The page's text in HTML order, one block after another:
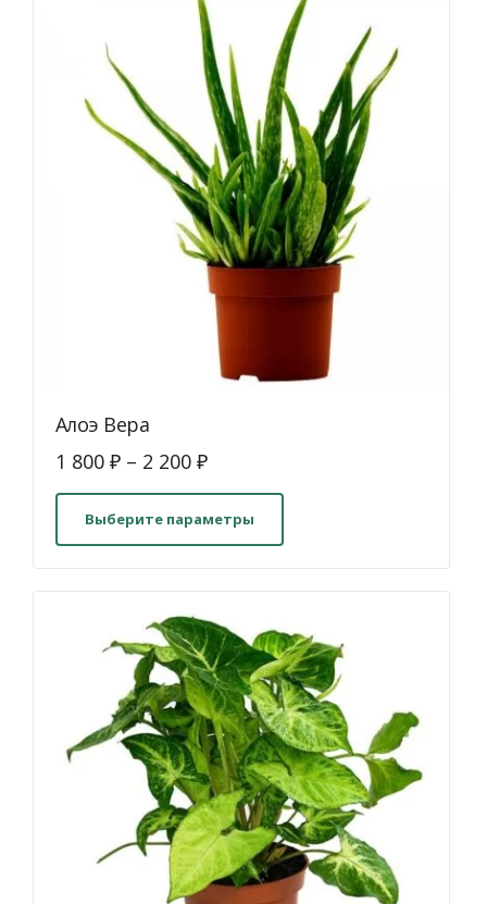
можно
выбрать
на
странице
товара.
Алоэ Вера
1 800 ₽ – 2 200 ₽
Выберите параметры
несколько
вариаций.
странице
товара.